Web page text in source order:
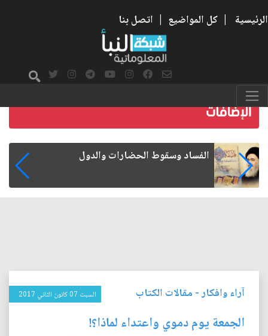
الرئيسية | كل المواضيع | اتصل بنا
رواتب الموظفين على صفيح ساخن
آراء وافكار- مقالات الكتاب السبت 07 كانون الثاني 2017
الجمعة يوم دموي واعتداء لماذا؟!